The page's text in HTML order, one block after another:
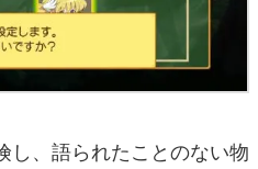
し、語られたことのない物